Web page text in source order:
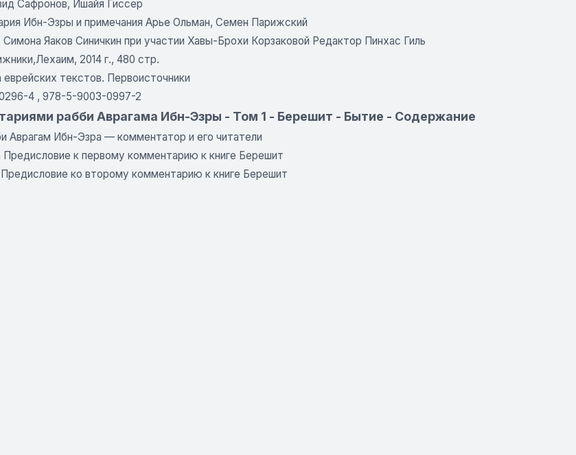
Сафронов, Ишайя Гиссер
Ибн-Эзры и примечания Арье Ольман, Семен Парижский
Яаков Синичкин при участии Хавы-Брохи Корзаковой Редактор Пинхас Гиль
2014 г., 480 стр.
текстов. Первоисточники
4 , 978-5-9003-0997-2
рабби Аврагама Ибн-Эзры - Том 1 - Берешит - Бытие - Содержание
Аврагам Ибн-Эзра — комментатор и его читатели
к первому комментарию к книге Берешит
ко второму комментарию к книге Берешит